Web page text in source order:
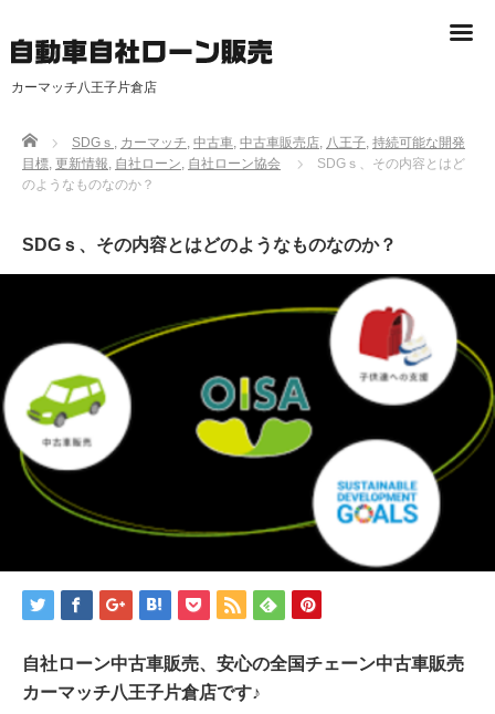
カーマッチ八王子片倉店
Home SDGｓ , カーマッチ, 中古車, 中古車販売店, 八王子, 持続可能な開発
目標, 更新情報, 自社ローン, 自社ローン協会
SDGｓ、その内容とはど
のようなものなのか？
SDGｓ、その内容とはどのようなものなのか？
自社ローン中古車販売、安心の全国チェーン中古車販売
カーマッチ八王子片倉店です♪